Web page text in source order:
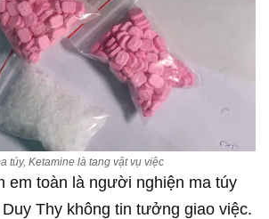
túy, Ketamine là tang vật vụ việc
em toàn là người nghiện ma túy
Thy không tin tưởng giao việc.